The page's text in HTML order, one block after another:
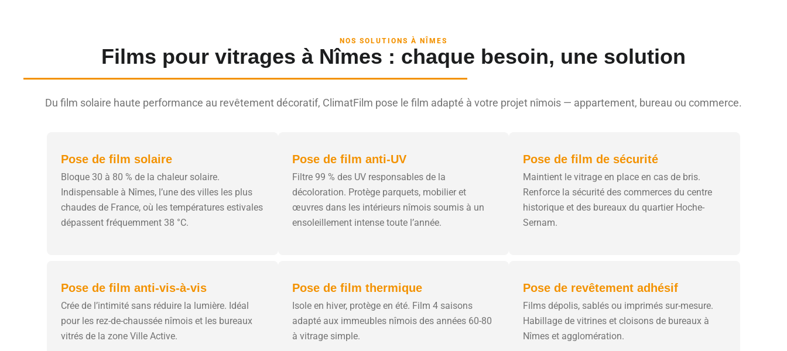
NOS SOLUTIONS À NÎMES
Films pour vitrages à Nîmes : chaque besoin, une solution
Du film solaire haute performance au revêtement décoratif, ClimatFilm pose le film adapté à votre projet nîmois — appartement, bureau ou commerce.
Pose de film solaire
Bloque 30 à 80 % de la chaleur solaire.
Indispensable à Nîmes, l’une des villes les plus
chaudes de France, où les températures estivales
dépassent fréquemment 38 °C.
Pose de film anti-UV
Filtre 99 % des UV responsables de la
décoloration. Protège parquets, mobilier et
œuvres dans les intérieurs nîmois soumis à un
ensoleillement intense toute l’année.
Pose de film de sécurité
Maintient le vitrage en place en cas de bris.
Renforce la sécurité des commerces du centre
historique et des bureaux du quartier Hoche-
Sernam.
Pose de film anti-vis-à-vis
Crée de l’intimité sans réduire la lumière. Idéal
pour les rez-de-chaussée nîmois et les bureaux
vitrés de la zone Ville Active.
Pose de film thermique
Isole en hiver, protège en été. Film 4 saisons
adapté aux immeubles nîmois des années 60-80
à vitrage simple.
Pose de revêtement adhésif
Films dépolis, sablés ou imprimés sur-mesure.
Habillage de vitrines et cloisons de bureaux à
Nîmes et agglomération.